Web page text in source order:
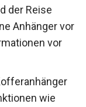
der Reise
Anhänger vor
vor
wie